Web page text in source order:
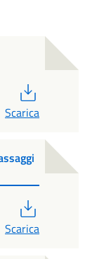
Scarica
Scarica